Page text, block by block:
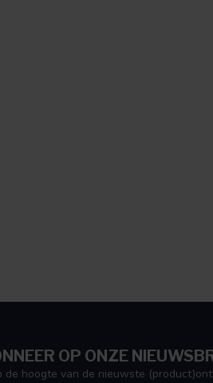
OP ONZE
de hoogte van de nieuwste